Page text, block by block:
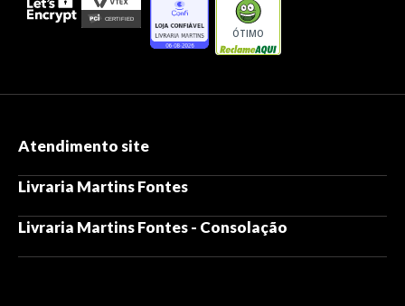
ÓTIMO
Atendimento site
Livraria Martins Fontes
Livraria Martins Fontes - Consolação